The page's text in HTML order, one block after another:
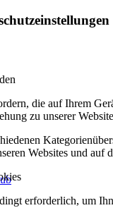
die auf Ihrem
zu unserer
Websites und auf
erforderlich, um